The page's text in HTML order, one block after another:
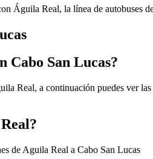
Águila Real, la línea de autobuses
Cabo San Lucas?
Real, a continuación puedes ver
de Aguila Real a Cabo San Lucas